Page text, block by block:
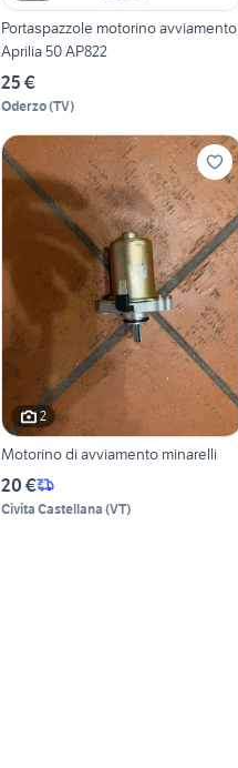
Portaspazzole motorino avviamento
Aprilia 50 AP822
25 €
Oderzo(TV)
2
Motorino di avviamento minarelli
20 €
Civita Castellana (VT)